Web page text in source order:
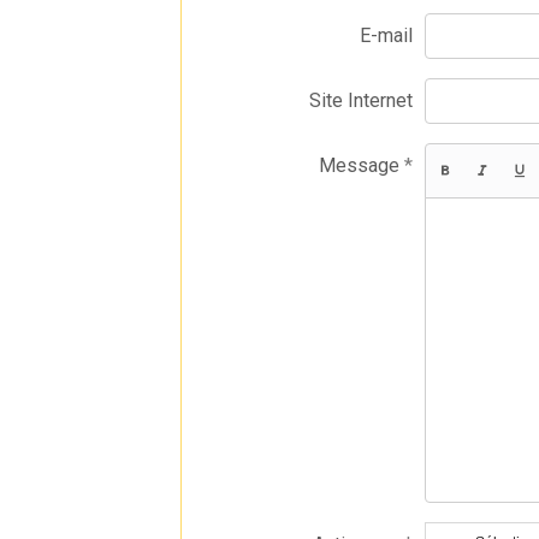
E-mail
Site Internet
Message